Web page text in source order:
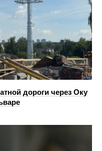
дороги через Оку